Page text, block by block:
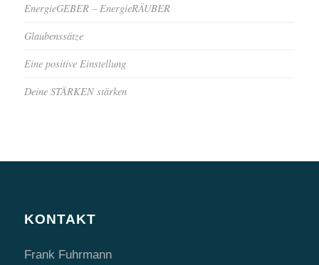
EnergieGEBER – EnergieRÄUBER
Glaubenssätze
Eine positive Einstellung
Deine STÄRKEN stärken
KONTAKT
Frank Fuhrmann